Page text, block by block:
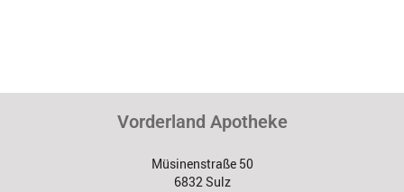
Vorderland Apotheke
Müsinenstraße 50
6832 Sulz